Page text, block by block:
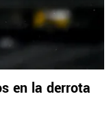
en la derrota